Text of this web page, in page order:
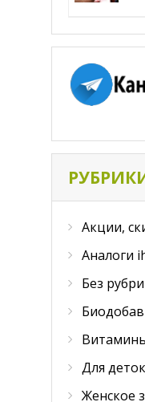
Акции,
Аналоги
Без
Для деток
Женское